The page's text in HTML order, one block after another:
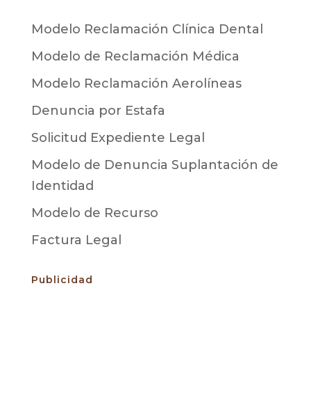
Modelo Reclamación Clínica Dental
Modelo de Reclamación Médica
Modelo Reclamación Aerolíneas
Denuncia por Estafa
Solicitud Expediente Legal
Modelo de Denuncia Suplantación de
Identidad
Modelo de Recurso
Factura Legal
Publicidad